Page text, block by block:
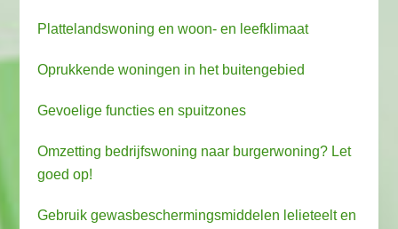
Plattelandswoning en woon- en leefklimaat
Oprukkende woningen in het buitengebied
Gevoelige functies en spuitzones
Omzetting bedrijfswoning naar burgerwoning? Let
goed op!
Gebruik gewasbeschermingsmiddelen lelieteelt en